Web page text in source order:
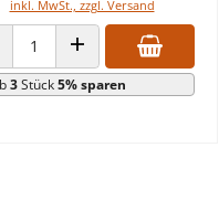
inkl. MwSt., zzgl. Versand
VERRINGERN
ANZAHL ERHÖHEN
3Stück5% sparen